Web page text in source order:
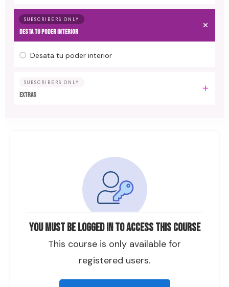
You must be logged in to access this course
This course is only available for
registered users.
SUBSCRIBERS ONLY
Desta tu poder interior
Desata tu poder interior
SUBSCRIBERS ONLY
Extras